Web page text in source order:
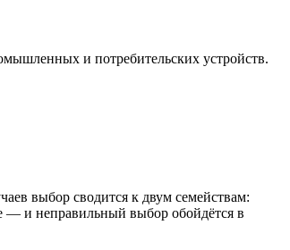
и потребительских устройств.
выбор сводится к двум семействам:
— и неправильный выбор обойдётся в